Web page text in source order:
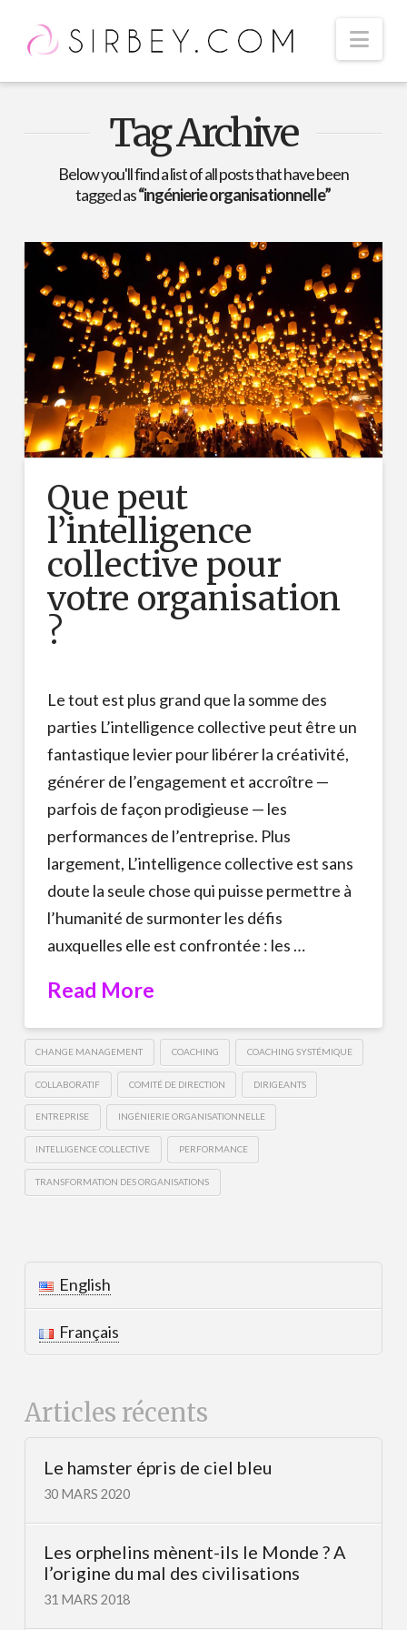
Tag Archive
Below you'll find a list of all posts that have been
tagged as“ingénierie organisationnelle”
Que peut
l’intelligence
collective pour
votre organisation
?
Le tout est plus grand que la somme des
parties L’intelligence collective peut être un
fantastique levier pour libérer la créativité,
générer de l’engagement et accroître —
parfois de façon prodigieuse — les
performances de l’entreprise. Plus
largement, L’intelligence collective est sans
doute la seule chose qui puisse permettre à
l’humanité de surmonter les défis
auxquelles elle est confrontée : les …
Read More
CHANGE MANAGEMENT COACHING COACHING SYSTÉMIQUE
COLLABORATIF COMITÉ DE DIRECTION DIRIGEANTS
ENTREPRISE INGÉNIERIE ORGANISATIONNELLE
INTELLIGENCE COLLECTIVE PERFORMANCE
TRANSFORMATION DES ORGANISATIONS
English
Français
Articles récents
Le hamster épris de ciel bleu
30 MARS 2020
Les orphelins mènent-ils le Monde ? A
l’origine du mal des civilisations
31 MARS 2018